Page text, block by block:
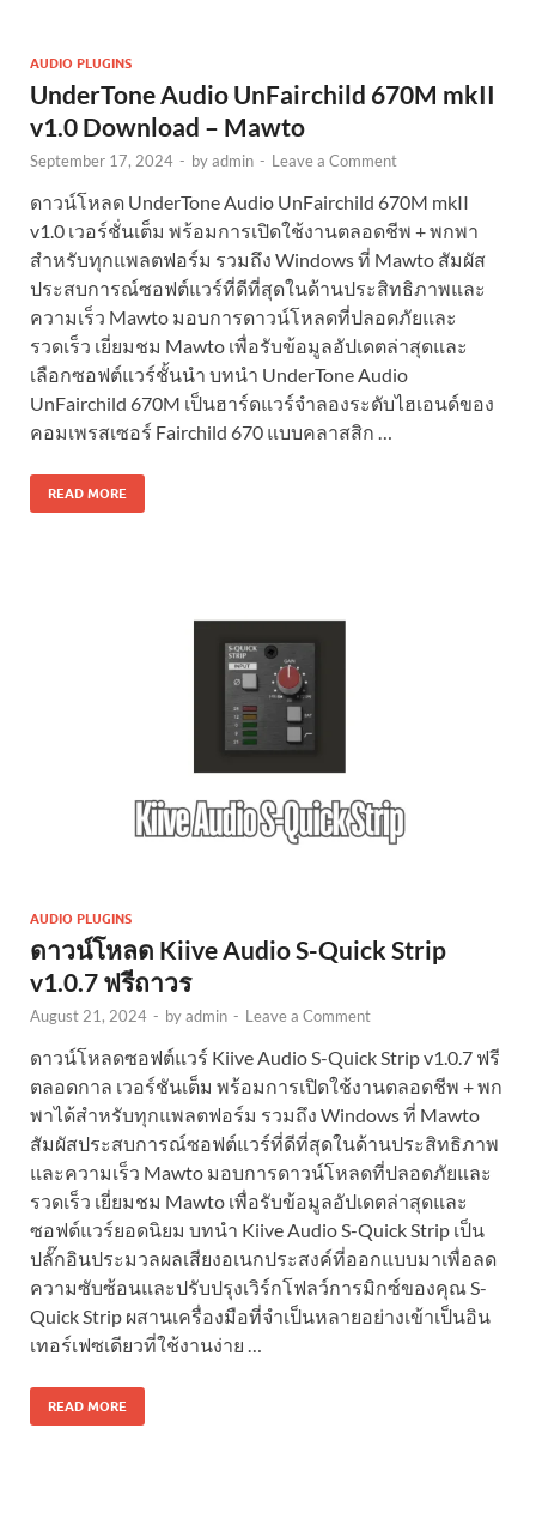
AUDIO PLUGINS
UnderTone Audio UnFairchild 670M mkII
v1.0 Download – Mawto
September 17, 2024 - byadmin - Leave a Comment
ดาวน์โหลด UnderTone Audio UnFairchild 670M mkII
v1.0 เวอร์ชั่นเต็ม พร้อมการเปิดใช้งานตลอดชีพ + พกพา
สำหรับทุกแพลตฟอร์ม รวมถึง Windows ที่ Mawto สัมผัส
ประสบการณ์ซอฟต์แวร์ที่ดีที่สุดในด้านประสิทธิภาพและ
ความเร็ว Mawto มอบการดาวน์โหลดที่ปลอดภัยและ
รวดเร็ว เยี่ยมชม Mawto เพื่อรับข้อมูลอัปเดตล่าสุดและ
เลือกซอฟต์แวร์ชั้นนำ บทนำ UnderTone Audio
UnFairchild 670M เป็นฮาร์ดแวร์จำลองระดับไฮเอนด์ของ
คอมเพรสเซอร์ Fairchild 670 แบบคลาสสิก …
READ MORE
AUDIO PLUGINS
ดาวน์โหลด Kiive Audio S-Quick Strip
v1.0.7 ฟรีถาวร
August 21, 2024 - byadmin - Leave a Comment
ดาวน์โหลดซอฟต์แวร์ Kiive Audio S-Quick Strip v1.0.7 ฟรี
ตลอดกาล เวอร์ชันเต็ม พร้อมการเปิดใช้งานตลอดชีพ + พก
พาได้สำหรับทุกแพลตฟอร์ม รวมถึง Windows ที่ Mawto
สัมผัสประสบการณ์ซอฟต์แวร์ที่ดีที่สุดในด้านประสิทธิภาพ
และความเร็ว Mawto มอบการดาวน์โหลดที่ปลอดภัยและ
รวดเร็ว เยี่ยมชม Mawto เพื่อรับข้อมูลอัปเดตล่าสุดและ
ซอฟต์แวร์ยอดนิยม บทนำ Kiive Audio S-Quick Strip เป็น
ปลั๊กอินประมวลผลเสียงอเนกประสงค์ที่ออกแบบมาเพื่อลด
ความซับซ้อนและปรับปรุงเวิร์กโฟลว์การมิกซ์ของคุณ S-
Quick Strip ผสานเครื่องมือที่จำเป็นหลายอย่างเข้าเป็นอิน
เทอร์เฟซเดียวที่ใช้งานง่าย …
READ MORE